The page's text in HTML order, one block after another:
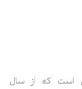
است که از سال